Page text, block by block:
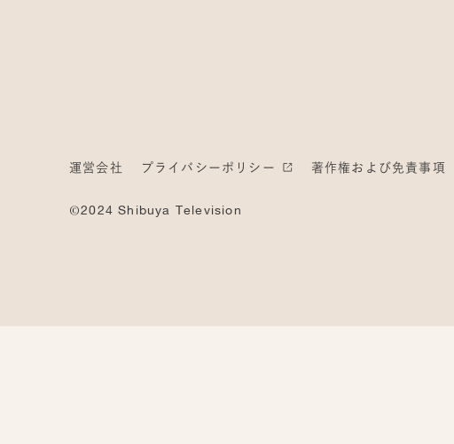
運営会社 プライバシーポリシー 著作権および免責事項
©2024 Shibuya Television